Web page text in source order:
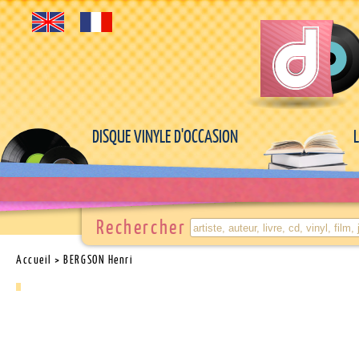
DISQUE VINYLE D'OCCASION
Rechercher
Accueil > BERGSON Henri